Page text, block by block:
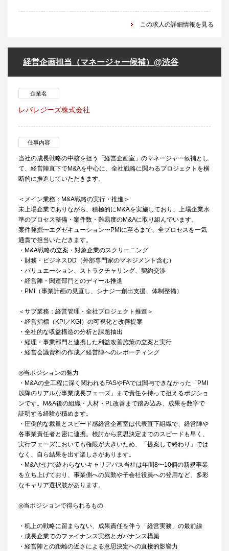
この求人の詳細情報を見る
経営企画担当（マネージャー候補）@渋谷
企業名
レバレジーズ株式会社
仕事内容
当社の成長戦略の中核を担う「経営企画室」のマネージャー候補とし
て、経営陣直下でM&Aを中心に、全社戦略に関わるプロジェクトを横
断的に推進していただきます。
＜メイン業務：M&A戦略の実行・推進＞
未上場企業でありながら、積極的にM&Aを実施しており、上場企業水
準のプロセス整備・案件数・難易度のM&Aに取り組んでいます。
案件発掘〜エグゼキューション〜PMIに至るまで、全プロセスを一気
通貫で担当いただきます。
・M&A戦略の立案・対象企業のスクリーニング
・財務・ビジネスDD（外部専門家のマネジメント含む）
・バリュエーション、ストラクチャリング、契約交渉
・経営陣・関連部門とのディール推進
・PMI（事業計画の見直し、シナジー創出支援、体制整備）
＜サブ業務：経営管理・全社プロジェクト推進＞
・経営指標（KPI／KGI）の可視化と改善提案
・全社的な収益構造の分析と課題抽出
・経理・事業部門と連携した利益改善施策の立案と実行
・経営会議資料の作成／経営陣へのレポーティング
◎当ポジションの魅力
・M&Aの全工程に深く関われるFASやFAでは関与できなかった「PMI
以降のリアルな事業成長フェーズ」まで責任を持って担えるポジショ
ンです。M&A後の組織・人材・PL改善まで踏み込み、成果を数字で
証明する経験が積めます。
・圧倒的な裁量とスピード感経営企画室は代表直下組織で、経営陣や
各事業責任者と密に連携。検討から意思決定までのスピードも早く、
実行フェーズにおいても権限が大きいため、「提案して終わり」では
なく、自ら結果を出す楽しさがあります。
・M&Aだけで終わらないキャリアパス当社は年間8〜10個の新規事業
を立ち上げており、事業側への異動や子会社役員への登用など、多彩
なキャリア選択肢があります。
◎当ポジションで得られるもの
・机上の戦略に留まらない、成果責任を伴う「経営実務」の最前線
・成長企業でのファイナンス実務とガバナンス構築
・経営陣との距離の近さによる意思決定への直接的影響力